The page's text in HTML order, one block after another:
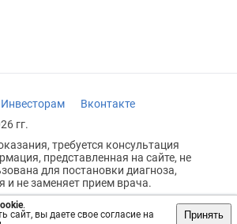
.
сайт, вы даете свое согласие на
Принять
Инвесторам
Вконтакте
гг.
требуется консультация
представленная на сайте, не
для постановки диагноза,
и не заменяет прием врача.
18+